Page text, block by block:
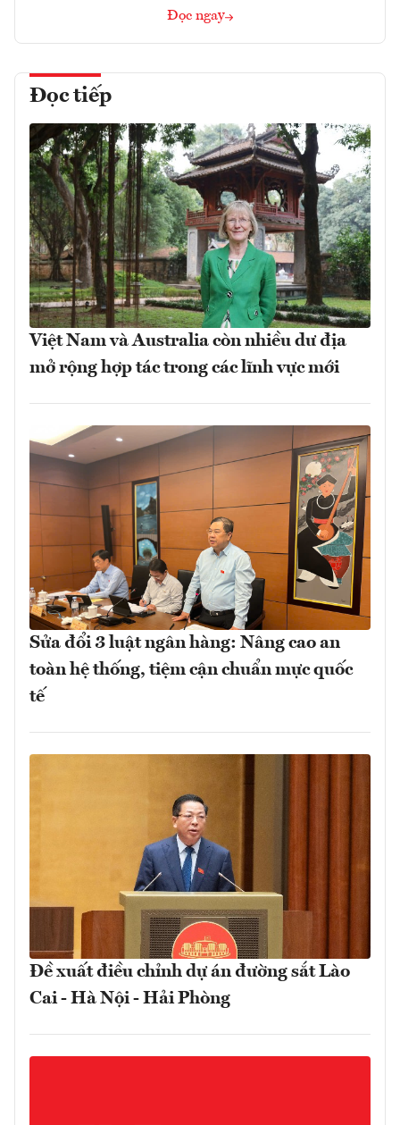
Đọc ngay
Đọc tiếp
Việt Nam và Australia còn nhiều dư địa
mở rộng hợp tác trong các lĩnh vực mới
Sửa đổi 3 luật ngân hàng: Nâng cao an
toàn hệ thống, tiệm cận chuẩn mực quốc
tế
Đề xuất điều chỉnh dự án đường sắt Lào
Cai - Hà Nội - Hải Phòng